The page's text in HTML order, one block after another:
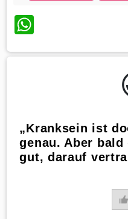
WhatsApp
„Kranksein ist
genau. Aber
gut, darauf